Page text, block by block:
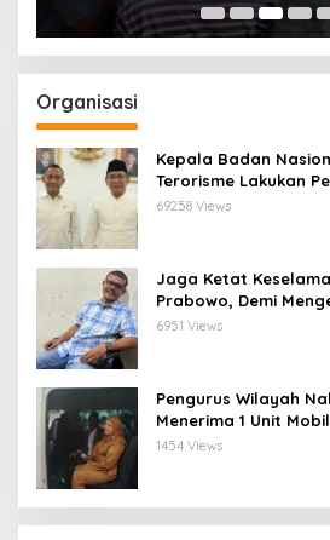
Organisasi
Kepala Badan
Terorisme Lakukan
Ketua Pengurus
69258 Views
Jaga Ketat
Prabowo, Demi
Menjadi Macan Asia
6951 Views
Pengurus Wilayah
Menerima 1 Unit
Bandar Lampung
1454 Views